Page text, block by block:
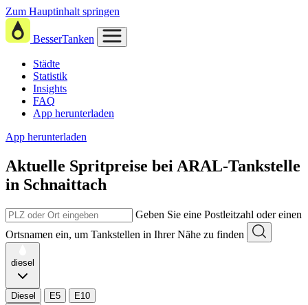
Zum Hauptinhalt springen
BesserTanken
Städte
Statistik
Insights
FAQ
App herunterladen
App herunterladen
Aktuelle Spritpreise bei ARAL-Tankstelle
in Schnaittach
Geben Sie eine Postleitzahl oder einen
Ortsnamen ein, um Tankstellen in Ihrer Nähe zu finden
diesel
Diesel E5 E10